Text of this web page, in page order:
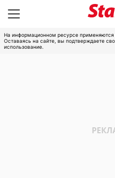
На информационном ресурсе
Оставаясь на сайте, вы подтверждаете
использование.